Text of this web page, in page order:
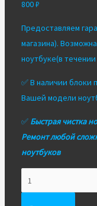
800₽
Предоставляем
магазина).
ноутбуке(в течении
✅ В наличии блоки
Вашей модели
✅ Быстрая чистка
Ремонт любой
ноутбуков
Новая